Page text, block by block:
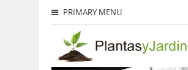
PRIMARY MENU